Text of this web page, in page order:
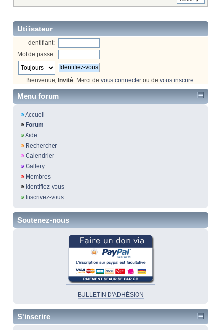
Utilisateur
Identifiant:
Mot de passe:
Bienvenue, Invité. Merci de vous connecter ou de vous inscrire.
Menu forum
Accueil
Forum
Aide
Rechercher
Calendrier
Gallery
Membres
Identifiez-vous
Inscrivez-vous
Soutenez-nous
BULLETIN D'ADHÉSION
S'inscrire